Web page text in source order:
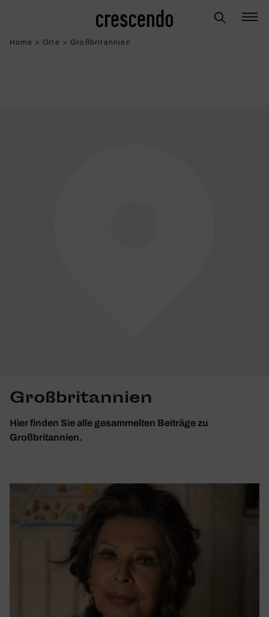
Home > Orte > Großbritannien
Großbritannien
Hier finden Sie alle gesammelten Beiträge zu
Großbritannien.